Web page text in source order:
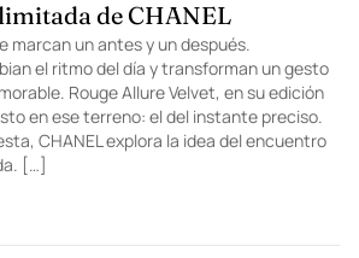
de CHANEL
marcan un antes y un después.
el ritmo del día y transforman un gesto
Rouge Allure Velvet, en su edición
en ese terreno: el del instante preciso.
CHANEL explora la idea del encuentro
[…]